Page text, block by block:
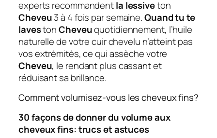
experts recommandentla lessiveton
Cheveu3 à 4 fois par semaine.Quand tu te
lavestonCheveuquotidiennement, l’huile
naturelle de votre cuir chevelu n’atteint pas
vos extrémités, ce qui assèche votre
Cheveu, le rendant plus cassant et
réduisant sa brillance.
Comment volumisez-vous les cheveux fins?
30 façons de donner du volume aux
cheveux fins: trucs et astuces